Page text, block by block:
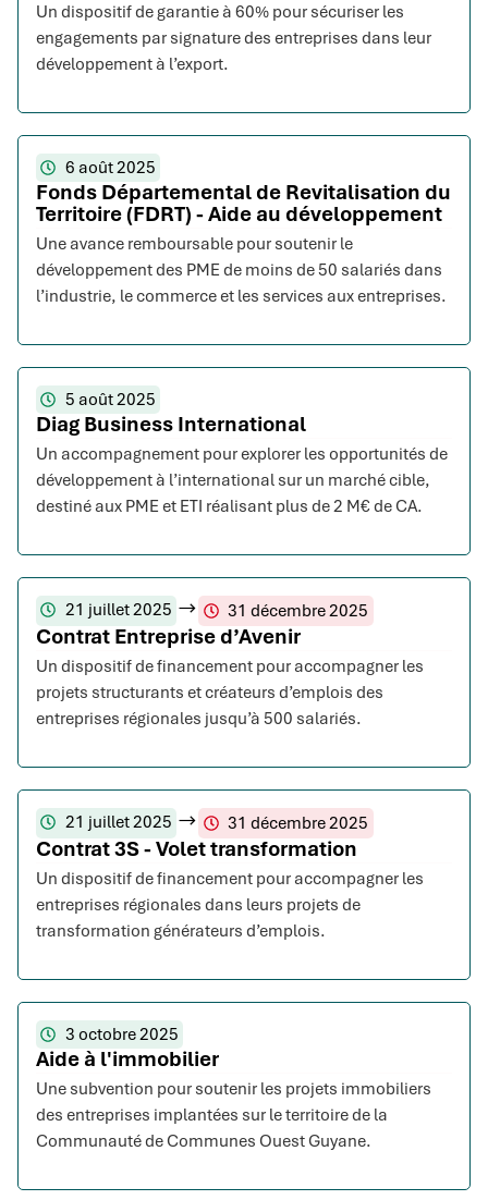
Un dispositif de garantie à 60% pour sécuriser les
engagements par signature des entreprises dans leur
développement à l’export.
6 août 2025
Fonds Départemental de Revitalisation du
Territoire (FDRT) - Aide au développement
Une avance remboursable pour soutenir le
développement des PME de moins de 50 salariés dans
l’industrie, le commerce et les services aux entreprises.
5 août 2025
Diag Business International
Un accompagnement pour explorer les opportunités de
développement à l’international sur un marché cible,
destiné aux PME et ETI réalisant plus de 2 M€ de CA.
21 juillet 2025 31 décembre 2025
Contrat Entreprise d’Avenir
Un dispositif de financement pour accompagner les
projets structurants et créateurs d’emplois des
entreprises régionales jusqu’à 500 salariés.
21 juillet 2025 31 décembre 2025
Contrat 3S - Volet transformation
Un dispositif de financement pour accompagner les
entreprises régionales dans leurs projets de
transformation générateurs d’emplois.
3 octobre 2025
Aide à l'immobilier
Une subvention pour soutenir les projets immobiliers
des entreprises implantées sur le territoire de la
Communauté de Communes Ouest Guyane.